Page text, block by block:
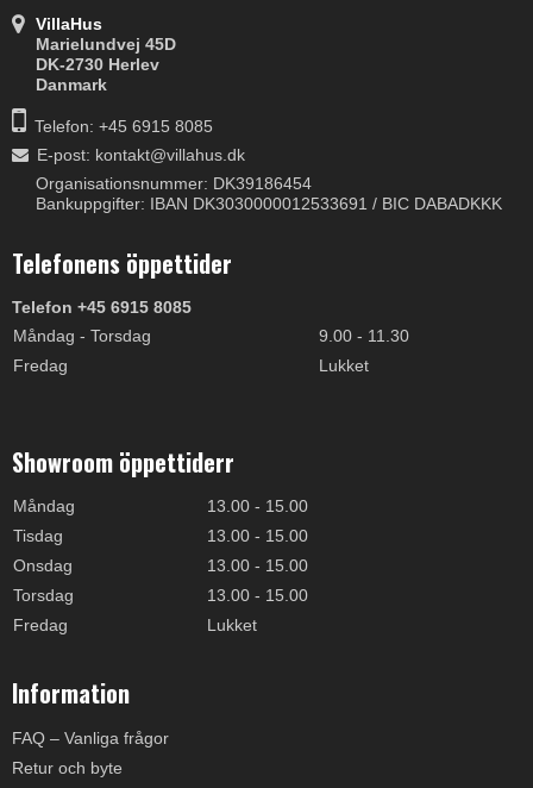
VillaHus
Marielundvej 45D
DK-2730 Herlev
Danmark
Telefon: +45 6915 8085
E-post: kontakt@villahus.dk
Organisationsnummer: DK39186454
Bankuppgifter: IBAN DK3030000012533691 / BIC DABADKKK
Telefonens öppettider
Telefon +45 6915 8085
Måndag - Torsdag
9.00 - 11.30
Fredag
Lukket
Showroom öppettiderr
Måndag
13.00 - 15.00
Tisdag
13.00 - 15.00
Onsdag
13.00 - 15.00
Torsdag
13.00 - 15.00
Fredag
Lukket
Information
FAQ – Vanliga frågor
Retur och byte